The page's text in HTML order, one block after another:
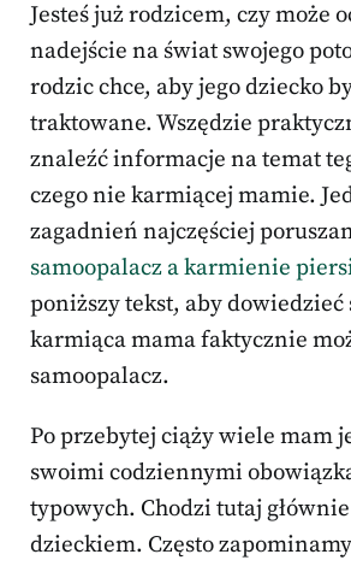
Jesteś już rodzicem, czy może
nadejście na świat swojego
rodzic chce, aby jego dziecko
traktowane. Wszędzie
znaleźć informacje na temat
czego nie karmiącej mamie.
zagadnień najczęściej
samoopalacz a karmienie
poniższy tekst, aby dowiedzieć
karmiąca mama faktycznie
samoopalacz.
Po przebytej ciąży wiele mam
swoimi codziennymi
typowych. Chodzi tutaj
dzieckiem. Często